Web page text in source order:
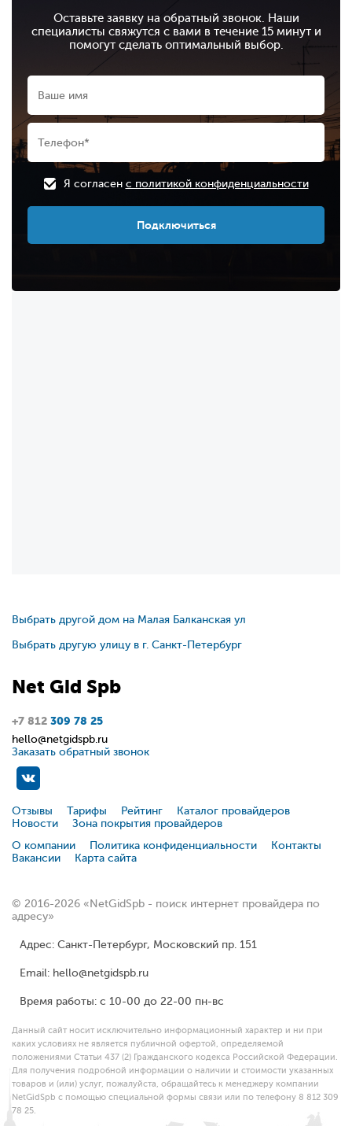
Оставьте заявку на обратный звонок. Наши
специалисты свяжутся с вами в течение 15 минут и
помогут сделать оптимальный выбор.
Я согласен с политикой конфиденциальности
Подключиться
Выбрать другой дом на Малая Балканская ул
Выбрать другую улицу в г. Санкт-Петербург
Net Gid Spb
+7 812 309 78 25
hello@netgidspb.ru
Заказать обратный звонок
Отзывы Тарифы Рейтинг
Каталог провайдеров
Новости
Зона покрытия провайдеров
О компании
Политика конфиденциальности
Контакты
Вакансии
Карта сайта
© 2016-2026 «NetGidSpb - поиск интернет провайдера по
адресу»
Адрес: Санкт-Петербург, Московский пр. 151
Email: hello@netgidspb.ru
Время работы: с 10-00 до 22-00 пн-вс
Данный сайт носит исключительно информационный характер и ни при
каких условиях не является публичной офертой, определяемой
положениями Статьи 437 (2) Гражданского кодекса Российской Федерации.
Для получения подробной информации о наличии и стоимости указанных
товаров и (или) услуг, пожалуйста, обращайтесь к менеджеру компании
NetGidSpb с помощью специальной формы связи или по телефону 8 812 309
78 25.